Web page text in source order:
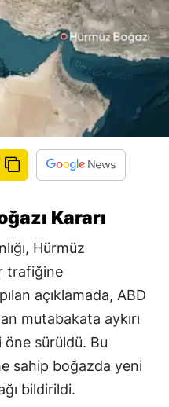
Kararı
Hürmüz
trafiğine
açıklamada, ABD
mutabakata aykırı
sürüldü. Bu
sahip boğazda yeni
bildirildi.